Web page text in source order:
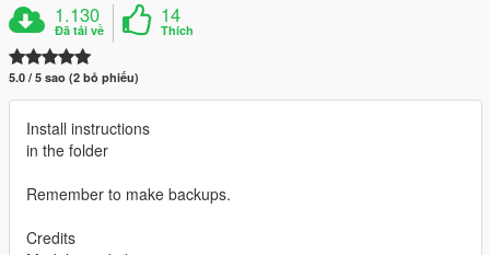
1.130
Đã tải về
14
Thích
5.0 / 5 sao (2 bỏ phiếu)
Install instructions
in the folder
Remember to make backups.
Credits